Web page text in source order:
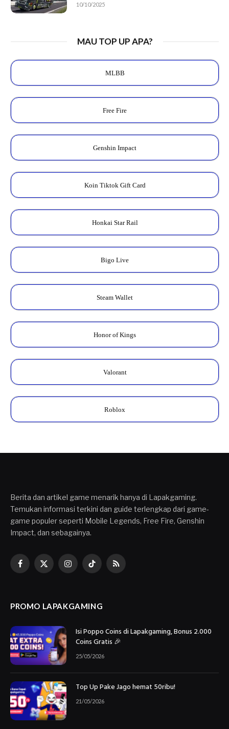
10/10/2025
MAU TOP UP APA?
MLBB
Free Fire
Genshin Impact
Koin Tiktok Gift Card
Honkai Star Rail
Bigo Live
Steam Wallet
Honor of Kings
Valorant
Roblox
Berita dan artikel game menarik hanya di Lapakgaming.
Temukan informasi terkini dan guide terlengkap dari game-
game populer seperti Mobile Legends, Free Fire, Genshin
Impact, dan sebagainya.
Facebook
X
InstagramTikTokRSS
PROMO LAPAKGAMING
Isi Poppo Coins di Lapakgaming, Bonus 2.000
Coins Gratis 🎉
25/05/2026
Top Up Pake Jago hemat 50ribu!
21/05/2026